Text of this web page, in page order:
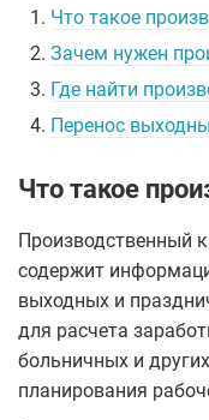
1. Что такое
2. Зачем нужен
3. Где найти
4. Перенос
Что такое
Производственный
содержит
выходных и
для расчета
больничных и
планирования